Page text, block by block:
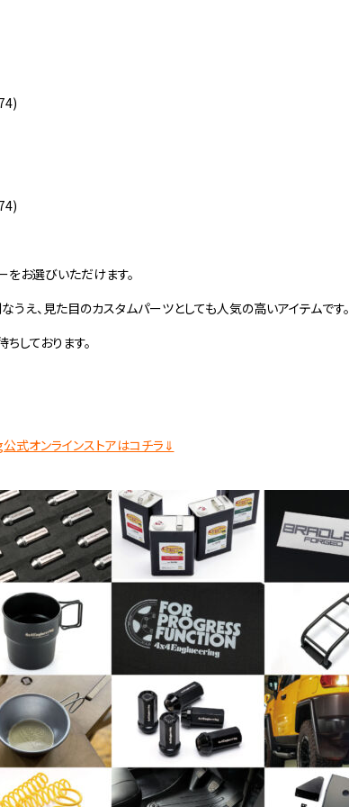
をお選びいただけます。
え、見た目のカスタムパーツとしても人気の高いアイテムです。
しております。
オンラインストアはコチラ⇓